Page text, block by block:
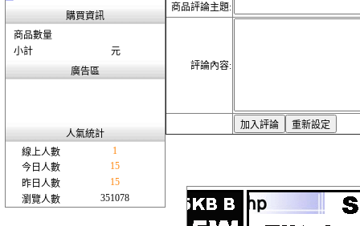
購買資訊
商品數量
小計
元
廣告區
人氣統計
線上人數
1
今日人數
15
昨日人數
15
瀏覽人數
351078
商品評論主題:
評論內容: